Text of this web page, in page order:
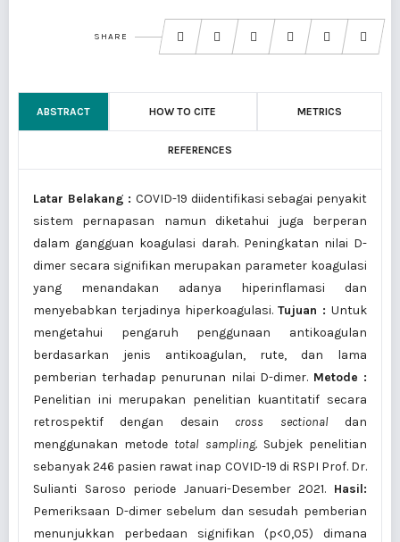
SHARE
ABSTRACT HOW TO CITE METRICS
REFERENCES
Latar Belakang : COVID-19 diidentifikasi sebagai penyakit
sistem pernapasan namun diketahui juga berperan
dalam gangguan koagulasi darah. Peningkatan nilai D-
dimer secara signifikan merupakan parameter koagulasi
yang menandakan adanya hiperinflamasi dan
menyebabkan terjadinya hiperkoagulasi. Tujuan : Untuk
mengetahui pengaruh penggunaan antikoagulan
berdasarkan jenis antikoagulan, rute, dan lama
pemberian terhadap penurunan nilai D-dimer. Metode :
Penelitian ini merupakan penelitian kuantitatif secara
retrospektif dengan desain cross sectionaldan
menggunakan metode total sampling. Subjek penelitian
sebanyak 246 pasien rawat inap COVID-19 di RSPI Prof. Dr.
Sulianti Saroso periode Januari-Desember 2021. Hasil:
Pemeriksaan D-dimer sebelum dan sesudah pemberian
menunjukkan perbedaan signifikan (p<0,05) dimana